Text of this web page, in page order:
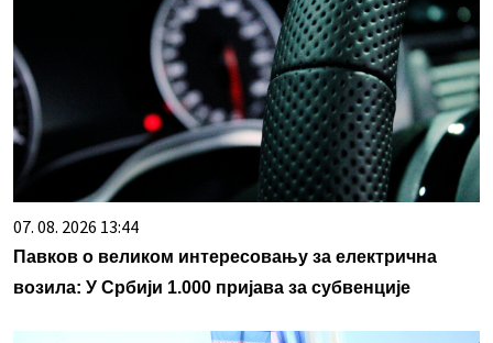
07. 08. 2026 13:44
Павков о великом интересовању за електрична
возила: У Србији 1.000 пријава за субвенције